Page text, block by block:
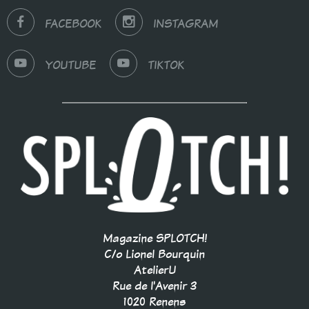
FACEBOOK INSTAGRAM
YOUTUBE TIKTOK
Magazine SPLOTCH!
C/o Lionel Bourquin
AtelierU
Rue de l'Avenir 3
1020 Renens